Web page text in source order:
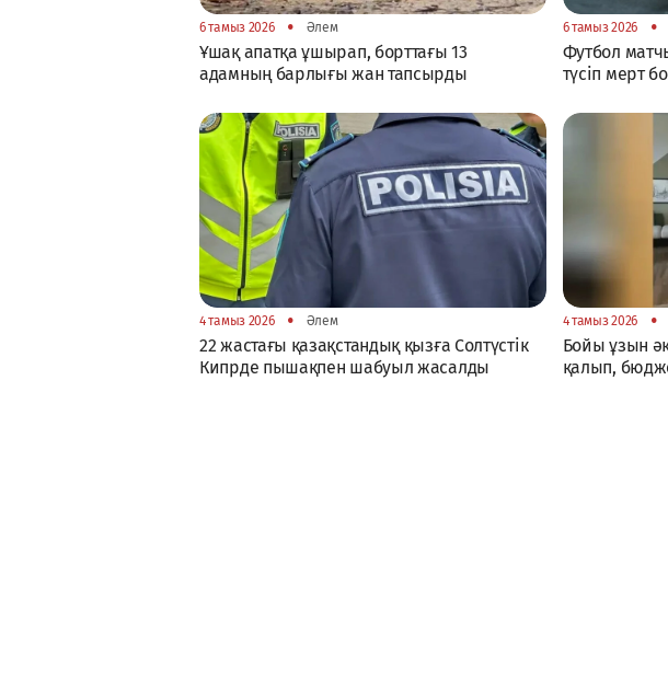
6 тамыз 2026 • Әлем
Ұшақ апатқа ұшырап, борттағы 13
адамның барлығы жан тапсырды
6 тамыз 2026 •
Футбол
түсіп мерт
4 тамыз 2026 • Әлем
22 жастағы қазақстандық қызға Солтүстік
Кипрде пышақпен шабуыл жасалды
4 тамыз 2026 •
Бойы ұзын
қалып,